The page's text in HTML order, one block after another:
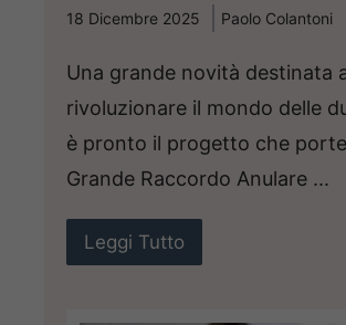
18 Dicembre 2025 Paolo Colantoni
Una grande novità destinata
rivoluzionare il mondo delle
è pronto il progetto che
Grande Raccordo Anulare ...
Leggi Tutto